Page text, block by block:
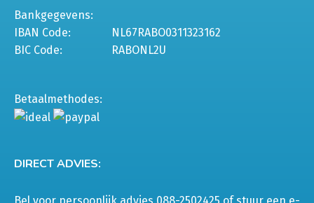
Bankgegevens:
IBAN Code:
NL67RABO0311323162
BIC Code:
RABONL2U
Betaalmethodes:
DIRECT ADVIES: